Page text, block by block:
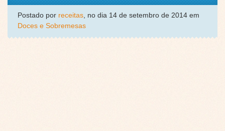
Postado por receitas, no dia 14 de setembro de 2014 em
Doces e Sobremesas